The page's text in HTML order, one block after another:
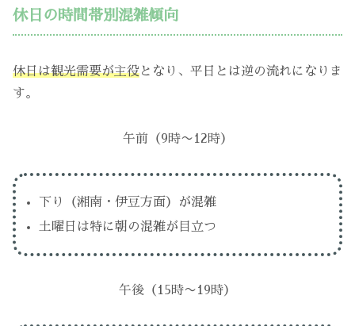
休日の時間帯別混雑傾向
休日は観光需要が主役となり、平日とは逆の流れになりま
す。
午前（9時〜12時）
下り（湘南・伊豆方面）が混雑
土曜日は特に朝の混雑が目立つ
午後（15時〜19時）